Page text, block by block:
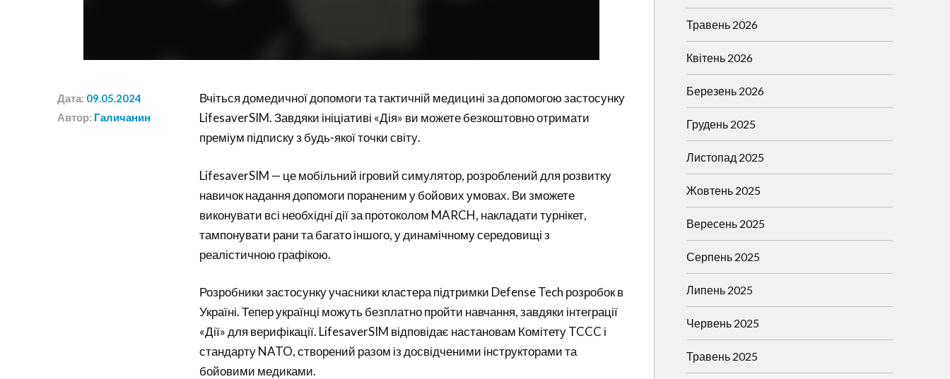
Дата: 09.05.2024
Автор: Галичанин
Вчіться домедичної допомоги та тактичній медицині за допомогою застосунку
LifesaverSIM. Завдяки ініціативі «Дія» ви можете безкоштовно отримати
преміум підписку з будь-якої точки світу.
LifesaverSIM — це мобільний ігровий симулятор, розроблений для розвитку
навичок надання допомоги пораненим у бойових умовах. Ви зможете
виконувати всі необхідні дії за протоколом MARCH, накладати турнікет,
тампонувати рани та багато іншого, у динамічному середовищі з
реалістичною графікою.
Розробники застосунку учасники кластера підтримки Defense Tech розробок в
Україні. Тепер українці можуть безплатно пройти навчання, завдяки інтеграції
«Дії» для верифікації. LifesaverSIM відповідає настановам Комітету TCCC і
стандарту NATO, створений разом із досвідченими інструкторами та
бойовими медиками.
Травень 2026
Квітень 2026
Березень 2026
Грудень 2025
Листопад 2025
Жовтень 2025
Вересень 2025
Серпень 2025
Липень 2025
Червень 2025
Травень 2025